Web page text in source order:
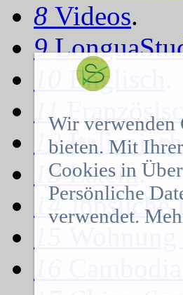
8 Videos.
9
Englisch
11
12Italienisch
13Latein.
14Jobsuche
Wir verwenden
bieten. Mit
Cookies in
Persönliche
verwendet.